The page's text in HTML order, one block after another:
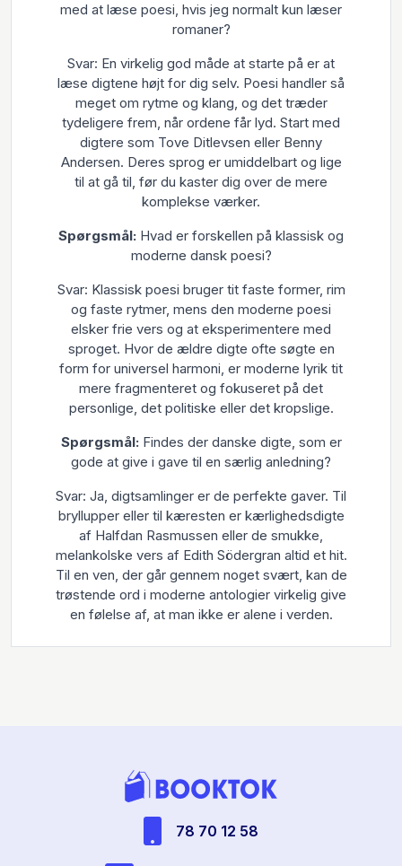
med at læse poesi, hvis jeg normalt kun læser
romaner?
Svar: En virkelig god måde at starte på er at
læse digtene højt for dig selv. Poesi handler så
meget om rytme og klang, og det træder
tydeligere frem, når ordene får lyd. Start med
digtere som Tove Ditlevsen eller Benny
Andersen. Deres sprog er umiddelbart og lige
til at gå til, før du kaster dig over de mere
komplekse værker.
Spørgsmål: Hvad er forskellen på klassisk og
moderne dansk poesi?
Svar: Klassisk poesi bruger tit faste former, rim
og faste rytmer, mens den moderne poesi
elsker frie vers og at eksperimentere med
sproget. Hvor de ældre digte ofte søgte en
form for universel harmoni, er moderne lyrik tit
mere fragmenteret og fokuseret på det
personlige, det politiske eller det kropslige.
Spørgsmål: Findes der danske digte, som er
gode at give i gave til en særlig anledning?
Svar: Ja, digtsamlinger er de perfekte gaver. Til
bryllupper eller til kæresten er kærlighedsdigte
af Halfdan Rasmussen eller de smukke,
melankolske vers af Edith Södergran altid et hit.
Til en ven, der går gennem noget svært, kan de
trøstende ord i moderne antologier virkelig give
en følelse af, at man ikke er alene i verden.
78 70 12 58